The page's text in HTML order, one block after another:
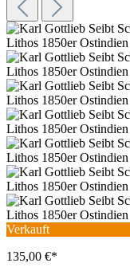
Verkauft
135,00 €*